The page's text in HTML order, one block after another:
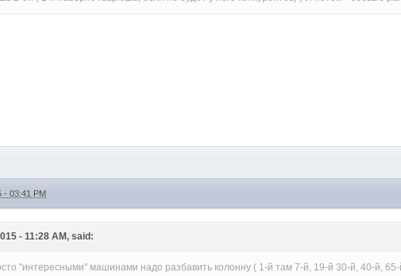
- 03:41 PM
- 11:28 AM, said:
"интересными" машинами надо разбавить колонну ( 1-й там 7-й, 19-й 30-й, 40-й,